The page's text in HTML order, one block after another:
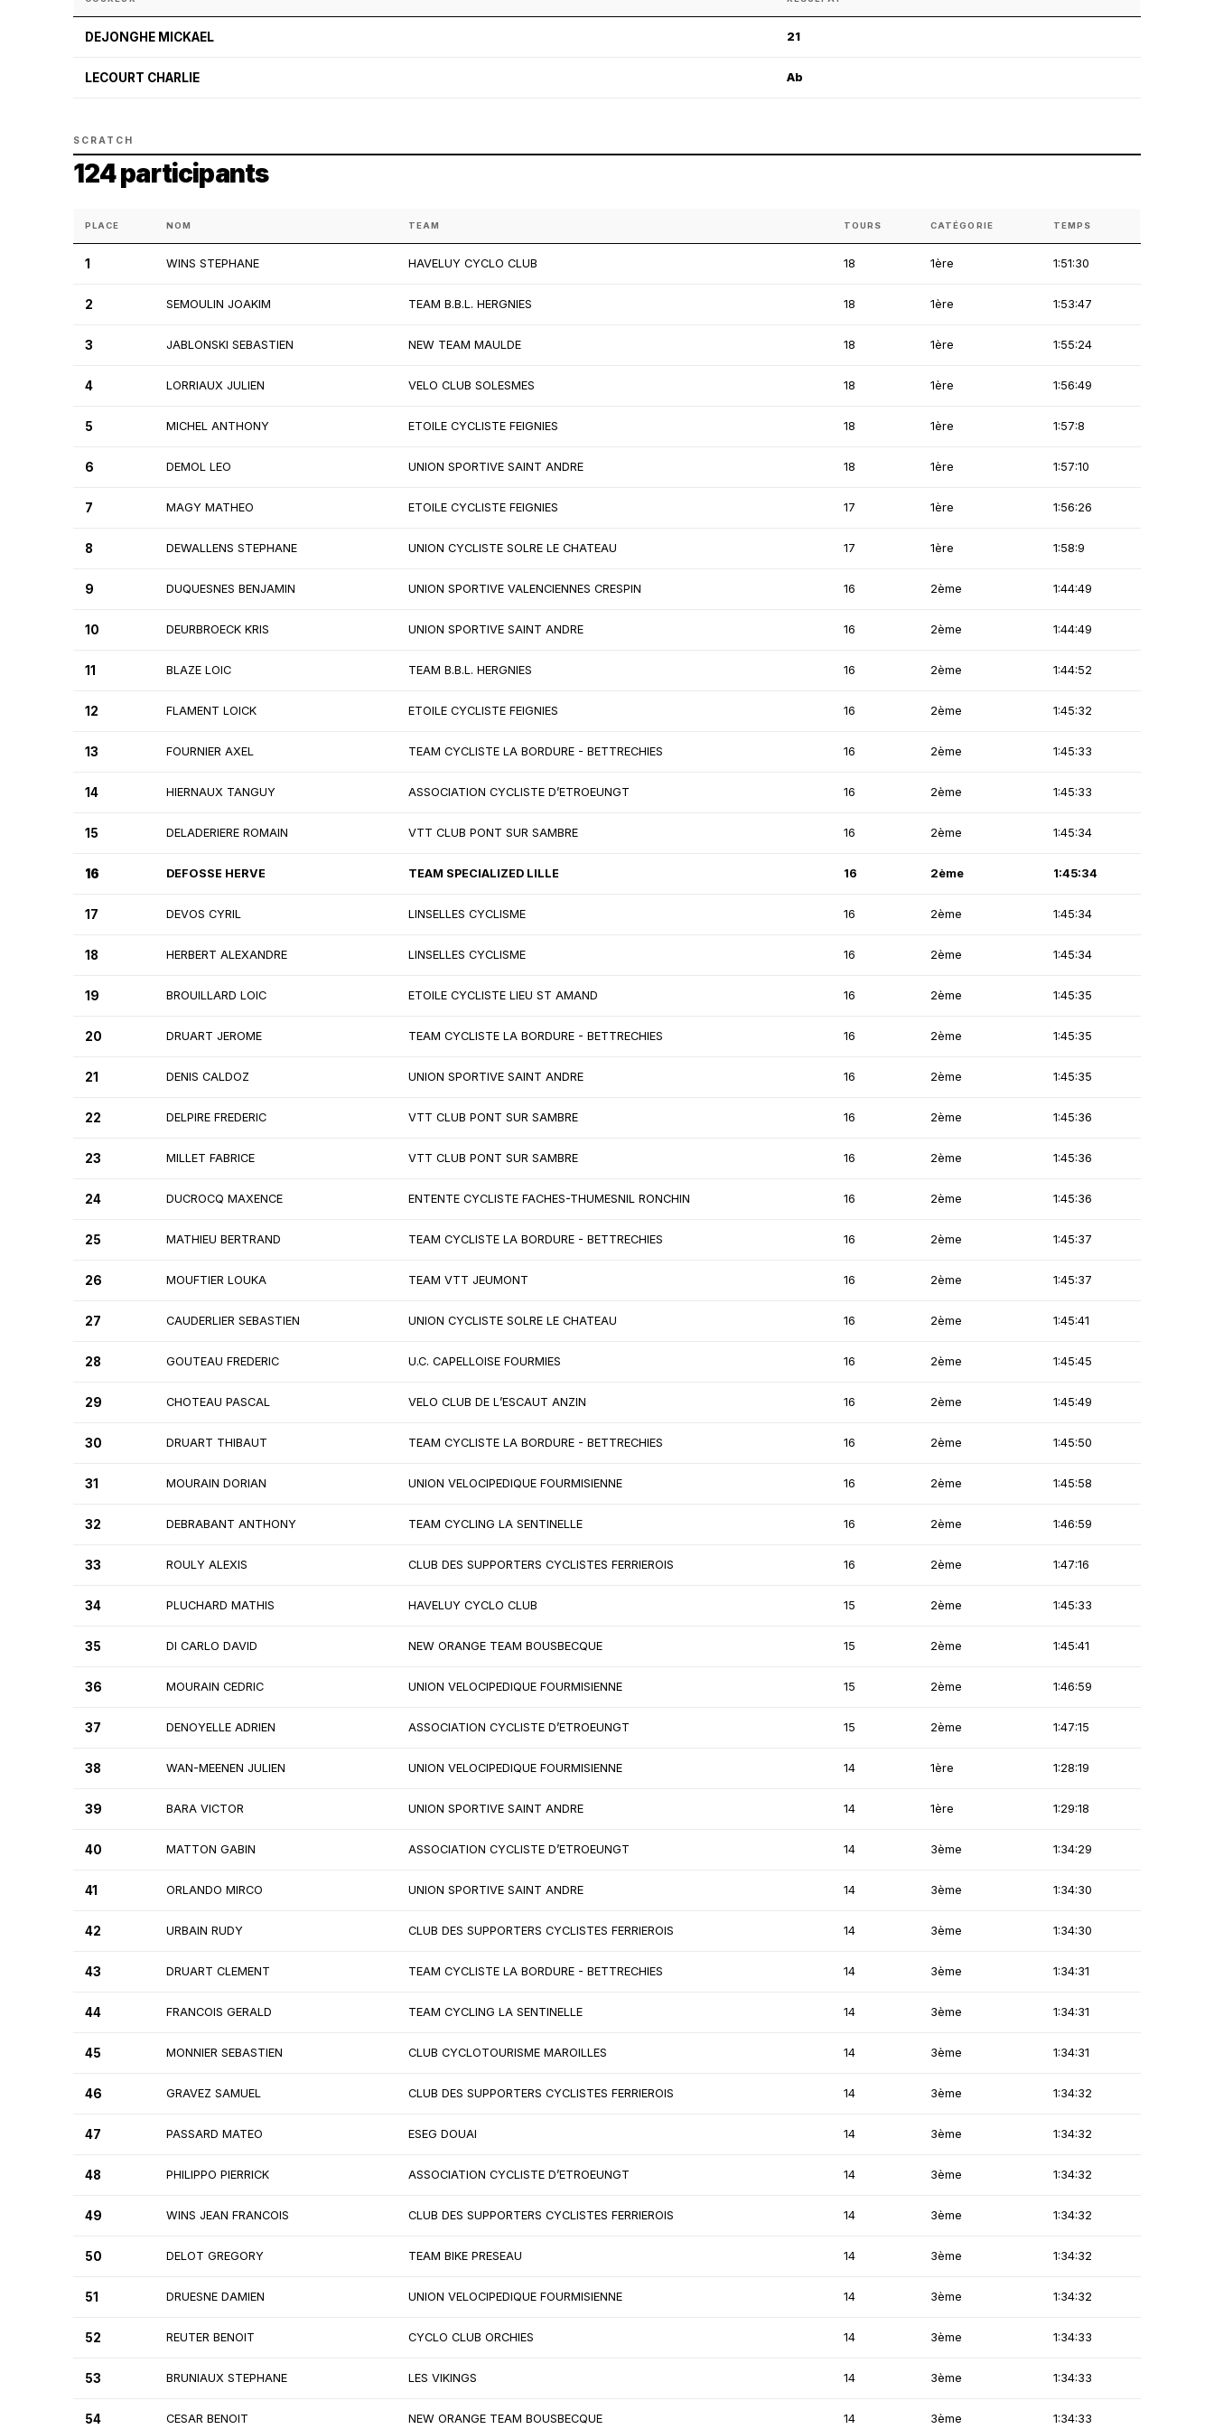
DEJONGHE MICKAEL 21
LECOURT CHARLIE Ab
SCRATCH
124 participants
PLACE NOM TEAM TOURS CATÉGORIE TEMPS
1 WINS STEPHANE HAVELUY CYCLO CLUB 18 1ère 1:51:30
2 SEMOULIN JOAKIM TEAM B.B.L. HERGNIES 18 1ère 1:53:47
3 JABLONSKI SEBASTIEN NEW TEAM MAULDE 18 1ère 1:55:24
4 LORRIAUX JULIEN VELO CLUB SOLESMES 18 1ère 1:56:49
5 MICHEL ANTHONY ETOILE CYCLISTE FEIGNIES 18 1ère 1:57:8
6 DEMOL LEO UNION SPORTIVE SAINT ANDRE 18 1ère 1:57:10
7 MAGY MATHEO ETOILE CYCLISTE FEIGNIES 17 1ère 1:56:26
8 DEWALLENS STEPHANE UNION CYCLISTE SOLRE LE CHATEAU 17 1ère 1:58:9
9 DUQUESNES BENJAMIN UNION SPORTIVE VALENCIENNES CRESPIN 16 2ème 1:44:49
10 DEURBROECK KRIS UNION SPORTIVE SAINT ANDRE 16 2ème 1:44:49
11 BLAZE LOIC TEAM B.B.L. HERGNIES 16 2ème 1:44:52
12 FLAMENT LOICK ETOILE CYCLISTE FEIGNIES 16 2ème 1:45:32
13 FOURNIER AXEL TEAM CYCLISTE LA BORDURE - BETTRECHIES 16 2ème 1:45:33
14 HIERNAUX TANGUY ASSOCIATION CYCLISTE D’ETROEUNGT 16 2ème 1:45:33
15 DELADERIERE ROMAIN VTT CLUB PONT SUR SAMBRE 16 2ème 1:45:34
16 DEFOSSE HERVE TEAM SPECIALIZED LILLE 16 2ème 1:45:34
17 DEVOS CYRIL LINSELLES CYCLISME 16 2ème 1:45:34
18 HERBERT ALEXANDRE LINSELLES CYCLISME 16 2ème 1:45:34
19 BROUILLARD LOIC ETOILE CYCLISTE LIEU ST AMAND 16 2ème 1:45:35
20 DRUART JEROME TEAM CYCLISTE LA BORDURE - BETTRECHIES 16 2ème 1:45:35
21 DENIS CALDOZ UNION SPORTIVE SAINT ANDRE 16 2ème 1:45:35
22 DELPIRE FREDERIC VTT CLUB PONT SUR SAMBRE 16 2ème 1:45:36
23 MILLET FABRICE VTT CLUB PONT SUR SAMBRE 16 2ème 1:45:36
24 DUCROCQ MAXENCE ENTENTE CYCLISTE FACHES-THUMESNIL RONCHIN 16 2ème 1:45:36
25 MATHIEU BERTRAND TEAM CYCLISTE LA BORDURE - BETTRECHIES 16 2ème 1:45:37
26 MOUFTIER LOUKA TEAM VTT JEUMONT 16 2ème 1:45:37
27 CAUDERLIER SEBASTIEN UNION CYCLISTE SOLRE LE CHATEAU 16 2ème 1:45:41
28 GOUTEAU FREDERIC U.C. CAPELLOISE FOURMIES 16 2ème 1:45:45
29 CHOTEAU PASCAL VELO CLUB DE L’ESCAUT ANZIN 16 2ème 1:45:49
30 DRUART THIBAUT TEAM CYCLISTE LA BORDURE - BETTRECHIES 16 2ème 1:45:50
31 MOURAIN DORIAN UNION VELOCIPEDIQUE FOURMISIENNE 16 2ème 1:45:58
32 DEBRABANT ANTHONY TEAM CYCLING LA SENTINELLE 16 2ème 1:46:59
33 ROULY ALEXIS CLUB DES SUPPORTERS CYCLISTES FERRIEROIS 16 2ème 1:47:16
34 PLUCHARD MATHIS HAVELUY CYCLO CLUB 15 2ème 1:45:33
35 DI CARLO DAVID NEW ORANGE TEAM BOUSBECQUE 15 2ème 1:45:41
36 MOURAIN CEDRIC UNION VELOCIPEDIQUE FOURMISIENNE 15 2ème 1:46:59
37 DENOYELLE ADRIEN ASSOCIATION CYCLISTE D’ETROEUNGT 15 2ème 1:47:15
38 WAN-MEENEN JULIEN UNION VELOCIPEDIQUE FOURMISIENNE 14 1ère 1:28:19
39 BARA VICTOR UNION SPORTIVE SAINT ANDRE 14 1ère 1:29:18
40 MATTON GABIN ASSOCIATION CYCLISTE D’ETROEUNGT 14 3ème 1:34:29
41 ORLANDO MIRCO UNION SPORTIVE SAINT ANDRE 14 3ème 1:34:30
42 URBAIN RUDY CLUB DES SUPPORTERS CYCLISTES FERRIEROIS 14 3ème 1:34:30
43 DRUART CLEMENT TEAM CYCLISTE LA BORDURE - BETTRECHIES 14 3ème 1:34:31
44 FRANCOIS GERALD TEAM CYCLING LA SENTINELLE 14 3ème 1:34:31
45 MONNIER SEBASTIEN CLUB CYCLOTOURISME MAROILLES 14 3ème 1:34:31
46 GRAVEZ SAMUEL CLUB DES SUPPORTERS CYCLISTES FERRIEROIS 14 3ème 1:34:32
47 PASSARD MATEO ESEG DOUAI 14 3ème 1:34:32
48 PHILIPPO PIERRICK ASSOCIATION CYCLISTE D’ETROEUNGT 14 3ème 1:34:32
49 WINS JEAN FRANCOIS CLUB DES SUPPORTERS CYCLISTES FERRIEROIS 14 3ème 1:34:32
50 DELOT GREGORY TEAM BIKE PRESEAU 14 3ème 1:34:32
51 DRUESNE DAMIEN UNION VELOCIPEDIQUE FOURMISIENNE 14 3ème 1:34:32
52 REUTER BENOIT CYCLO CLUB ORCHIES 14 3ème 1:34:33
53 BRUNIAUX STEPHANE LES VIKINGS 14 3ème 1:34:33
54 CESAR BENOIT NEW ORANGE TEAM BOUSBECQUE 14 3ème 1:34:33